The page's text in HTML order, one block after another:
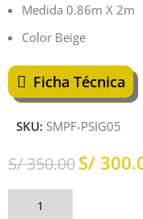
Medida 0.86m X 2m
Color Beige
Ficha Técnica
SKU: SMPF-PSIG05
S/350.00S/